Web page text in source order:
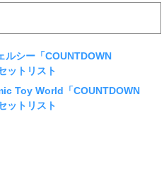
ルシー「COUNTDOWN
ットリスト
Toy World「COUNTDOWN
ットリスト